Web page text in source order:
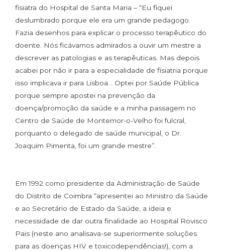
fisiatra do Hospital de Santa Maria – “Eu fiquei
deslumbrado porque ele era um grande pedagogo.
Fazia desenhos para explicar o processo terapêutico do
doente. Nós ficávamos admirados a ouvir um mestre a
descrever as patologias e as terapêuticas. Mas depois
acabei por não ir para a especialidade de fisiatria porque
isso implicava ir para Lisboa… Optei por Saúde Pública
porque sempre apostei na prevenção da
doença/promoção da saúde e a minha passagem no
Centro de Saúde de Montemor-o-Velho foi fulcral,
porquanto o delegado de saúde municipal, o Dr.
Joaquim Pimenta, foi um grande mestre”.
Em 1992 como presidente da Administração de Saúde
do Distrito de Coimbra “apresentei ao Ministro da Saúde
e ao Secretário de Estado da Saúde, a ideia e
necessidade de dar outra finalidade ao Hospital Rovisco
Pais (neste ano analisava-se superiormente soluções
para as doenças HIV e toxicodependências!), com a